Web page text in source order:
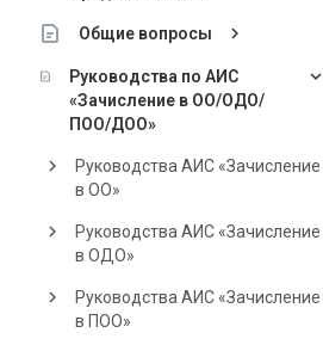
Общие вопросы keyboard_arrow_right
Руководства по АИС
«Зачисление в ОО/ОДО/
ПОО/ДОО»
keyboard_arrow_down
keyboard_arrow_right
Руководства АИС «Зачисление
в ОО»
keyboard_arrow_right
Руководства АИС «Зачисление
в ОДО»
keyboard_arrow_right
Руководства АИС «Зачисление
в ПОО»